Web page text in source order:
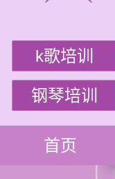
k歌培训
钢琴培训
首页